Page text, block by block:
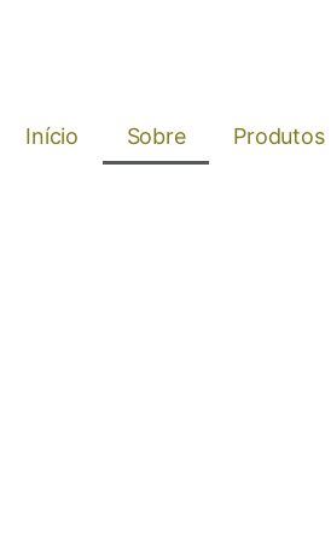
Início Sobre Produtos